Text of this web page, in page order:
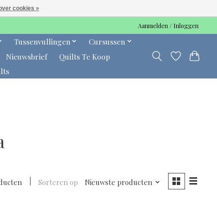
Aanmelden / Inloggen
Tussenvullingen
Cursussen
Nieuwsbrief
Quilts Te Koop
Sorteren op Nieuwste producten
cookies »